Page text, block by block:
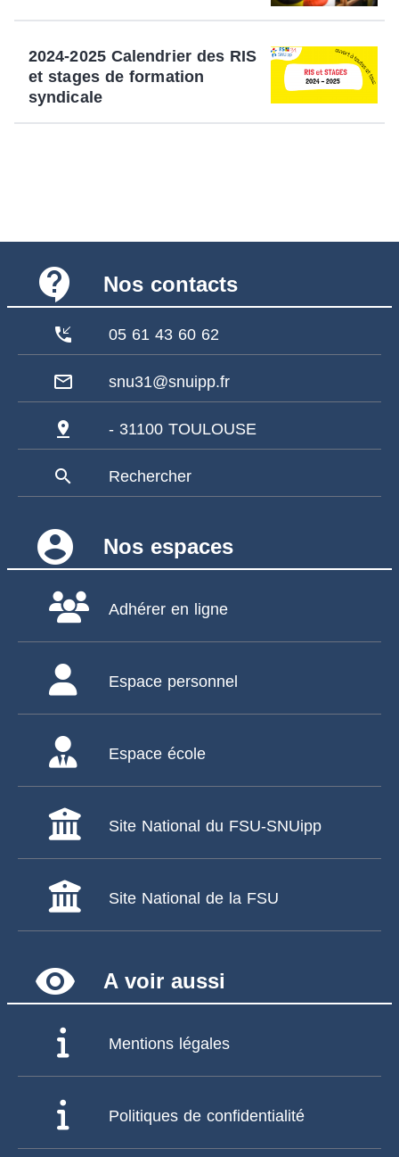
2024-2025 Calendrier des RIS
et stages de formation
syndicale
contact_support Nos contacts
phone_callback 05 61 43 60 62
mail_outline snu31@snuipp.fr
pin_drop - 31100 TOULOUSE
search Rechercher
account_circle Nos espaces
Adhérer en ligne
Espace personnel
Espace école
Site National du FSU-SNUipp
Site National de la FSU
remove_red_eye A voir aussi
Mentions légales
Politiques de confidentialité